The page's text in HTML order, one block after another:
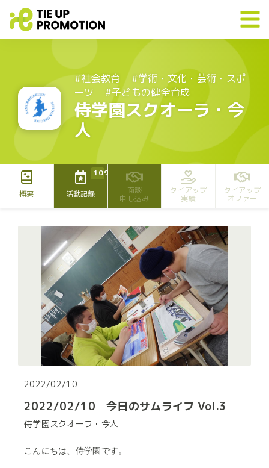
#社会教育
#学術・文化・芸術・スポ
ーツ
#子どもの健全育成
侍学園スクオーラ・今
人
概要
109
活動記録
面談
申し込み
タイアップ
実績
タイアップ
オファー
2022/02/10
2022/02/10 今日のサムライフ Vol.3
侍学園スクオーラ・今人
こんにちは、侍学園です。